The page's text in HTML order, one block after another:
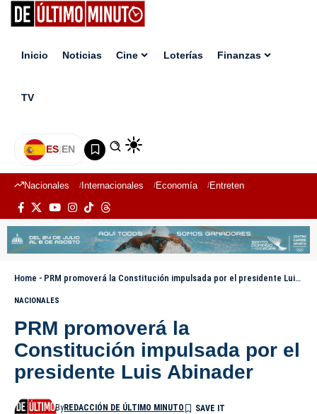
Inicio Noticias Cine Loterías Finanzas
TV
ES|EN
Nacionales Internacionales Economía Entretenimiento
Home - PRM promoverá la Constitución impulsada por el presidente Luis Abinader
NACIONALES
PRM promoverá la
Constitución impulsada por el
presidente Luis Abinader
ByREDACCIÓN DE ÚLTIMO MINUTO